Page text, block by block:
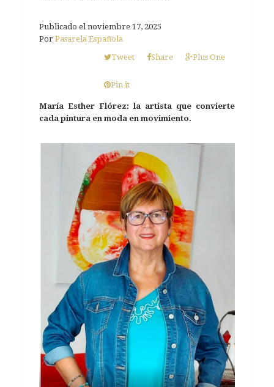
Publicado el noviembre 17, 2025
Por Pasarela Española
Tweet
Share Plus One
Pin it
María Esther Flórez: la artista que convierte
cada pintura en moda en movimiento.